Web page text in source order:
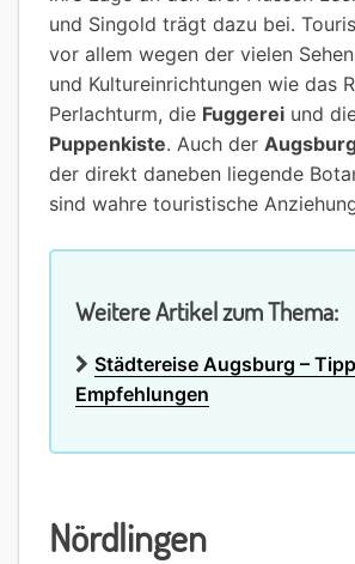
und Singold trägt dazu bei.
vor allem wegen der vielen
und Kultureinrichtungen wie das
Perlachturm, die Fuggerei und
Puppenkiste. Auch der
der direkt daneben liegende
sind wahre touristische
Weitere Artikel zum Thema:
Städtereise Augsburg –
Empfehlungen
Nördlingen